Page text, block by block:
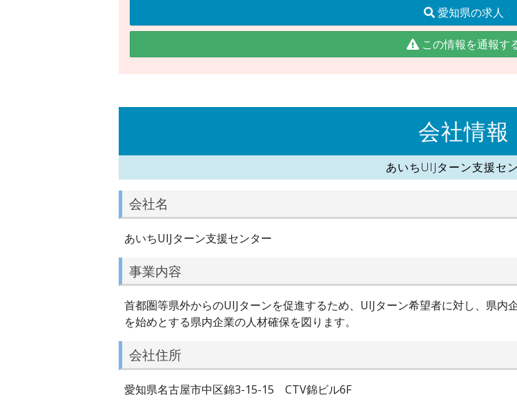
愛知県の求人
この情報を通報す
会社情報
あいちUIJターン支援セ
会社名
あいちUIJターン支援センター
事業内容
首都圏等県外からのUIJターンを促進するため、UIJターン希望者に対し、県
を始めとする県内企業の人材確保を図ります。
会社住所
愛知県名古屋市中区錦3-15-15 CTV錦ビル6F